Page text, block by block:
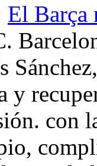
El Barça
y
con